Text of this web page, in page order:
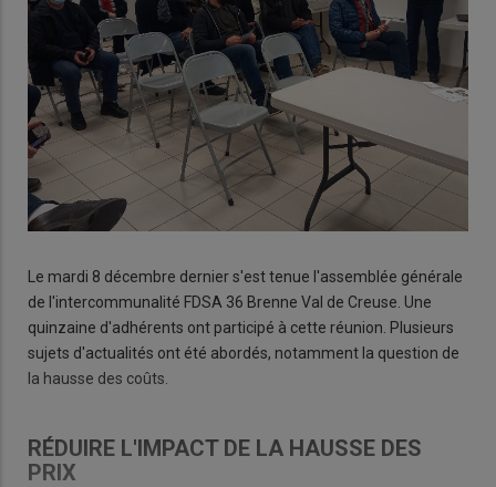
Le mardi 8 décembre dernier s'est tenue l'assemblée générale
de l'intercommunalité FDSA 36 Brenne Val de Creuse. Une
quinzaine d'adhérents ont participé à cette réunion. Plusieurs
sujets d'actualités ont été abordés, notamment la question de
la hausse des coûts.
RÉDUIRE L'IMPACT DE LA HAUSSE DES
PRIX